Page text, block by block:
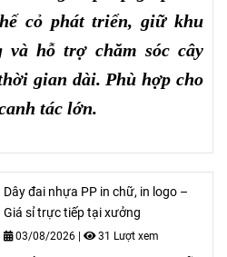
cỏ phát triển, giữ khu
và hỗ trợ chăm sóc cây
gian dài. Phù hợp cho
tác lớn.
Dây đai nhựa PP in chữ, in logo –
Giá sỉ trực tiếp tại xưởng
03/08/2026 | 31 Lượt xem